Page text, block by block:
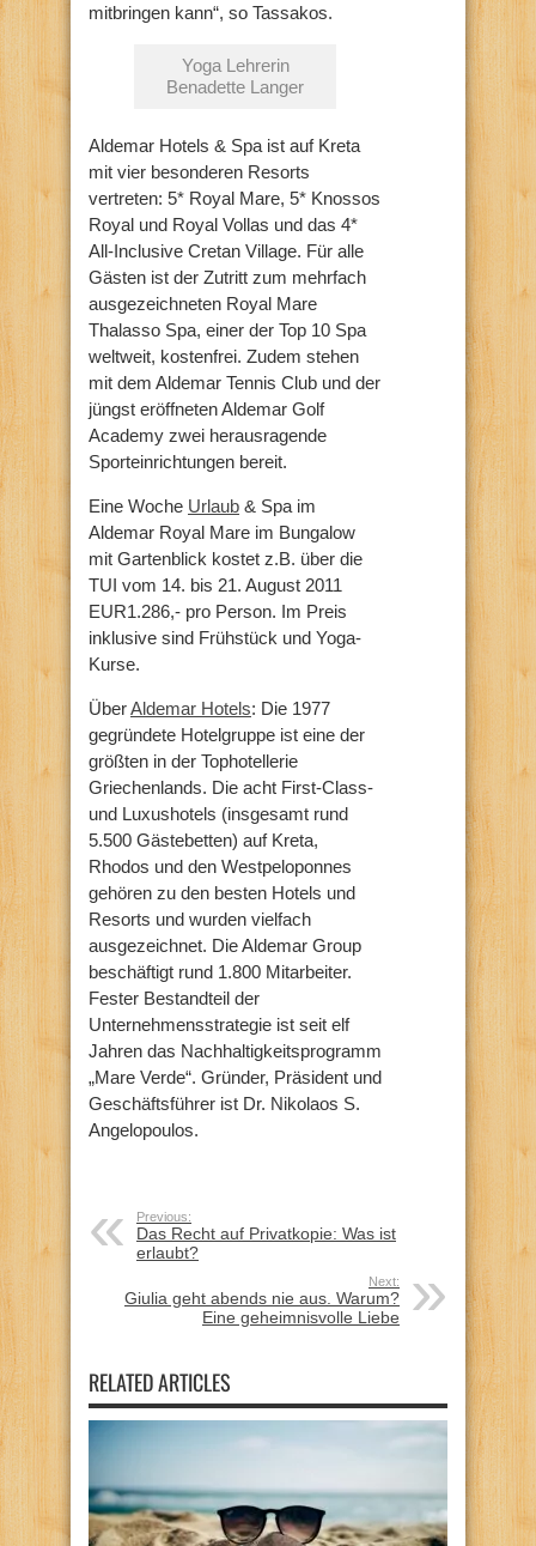
mitbringen kann“, so Tassakos.
Yoga Lehrerin
Benadette Langer
Aldemar Hotels & Spa ist auf Kreta
mit vier besonderen Resorts
vertreten: 5* Royal Mare, 5* Knossos
Royal und Royal Vollas und das 4*
All-Inclusive Cretan Village. Für alle
Gästen ist der Zutritt zum mehrfach
ausgezeichneten Royal Mare
Thalasso Spa, einer der Top 10 Spa
weltweit, kostenfrei. Zudem stehen
mit dem Aldemar Tennis Club und der
jüngst eröffneten Aldemar Golf
Academy zwei herausragende
Sporteinrichtungen bereit.
Eine Woche Urlaub & Spa im
Aldemar Royal Mare im Bungalow
mit Gartenblick kostet z.B. über die
TUI vom 14. bis 21. August 2011
EUR1.286,- pro Person. Im Preis
inklusive sind Frühstück und Yoga-
Kurse.
ÜberAldemar Hotels: Die 1977
gegründete Hotelgruppe ist eine der
größten in der Tophotellerie
Griechenlands. Die acht First-Class-
und Luxushotels (insgesamt rund
5.500 Gästebetten) auf Kreta,
Rhodos und den Westpeloponnes
gehören zu den besten Hotels und
Resorts und wurden vielfach
ausgezeichnet. Die Aldemar Group
beschäftigt rund 1.800 Mitarbeiter.
Fester Bestandteil der
Unternehmensstrategie ist seit elf
Jahren das Nachhaltigkeitsprogramm
„Mare Verde“. Gründer, Präsident und
Geschäftsführer ist Dr. Nikolaos S.
Angelopoulos.
Previous:
Das Recht auf Privatkopie: Was ist
erlaubt?
Next:
Giulia geht abends nie aus. Warum?
Eine geheimnisvolle Liebe
RELATED ARTICLES